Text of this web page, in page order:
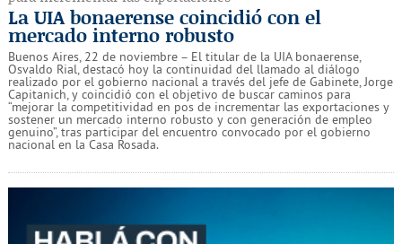
La UIA bonaerense coincidió con el
mercado interno robusto
Buenos Aires, 22 de noviembre – El titular de la UIA bonaerense,
Osvaldo Rial, destacó hoy la continuidad del llamado al diálogo
realizado por el gobierno nacional a través del jefe de Gabinete, Jorge
Capitanich, y coincidió con el objetivo de buscar caminos para
“mejorar la competitividad en pos de incrementar las exportaciones y
sostener un mercado interno robusto y con generación de empleo
genuino”, tras participar del encuentro convocado por el gobierno
nacional en la Casa Rosada.